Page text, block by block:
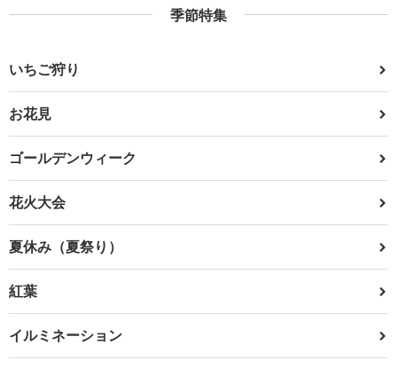
季節特集
いちご狩り
お花見
ゴールデンウィーク
花火大会
夏休み（夏祭り）
紅葉
イルミネーション